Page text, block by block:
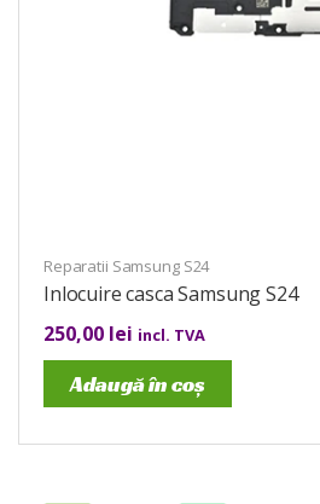
Reparatii Samsung S24
Inlocuire casca Samsung S24
250,00 lei incl. TVA
Adaugă în coș